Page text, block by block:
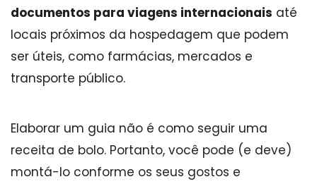
documentos para viagens internacionais até
locais próximos da hospedagem que podem
ser úteis, como farmácias, mercados e
transporte público.
Elaborar um guia não é como seguir uma
receita de bolo. Portanto, você pode (e deve)
montá-lo conforme os seus gostos e